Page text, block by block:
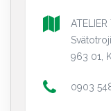
ATELIER
963 01,
0903